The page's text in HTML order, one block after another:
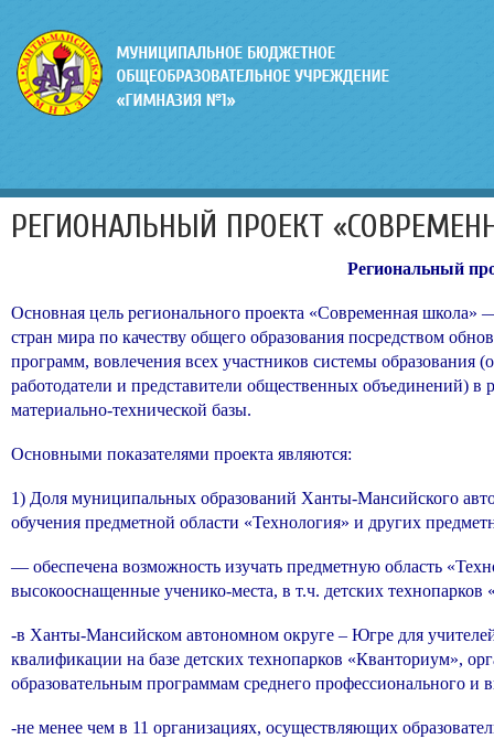
РЕГИОНАЛЬНЫЙ ПРОЕКТ
Региональный
Основная цель регионального проекта «Современная
стран мира по качеству общего образования посредством
программ, вовлечения всех участников системы образования
работодатели и представители общественных объединений) в
материально-технической базы.
Основными показателями проекта являются:
1) Доля муниципальных образований Ханты-Мансийского
обучения предметной области «Технология» и других
— обеспечена возможность изучать предметную область
высокооснащенные ученико-места, в т.ч. детских технопарков
-в Ханты-Мансийском автономном округе – Югре для
квалификации на базе детских технопарков «Кванториум»,
образовательным программам среднего профессионального и
-не менее чем в 11 организациях, осуществляющих